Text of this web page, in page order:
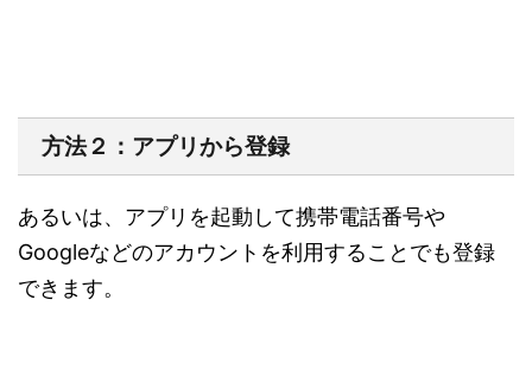
方法２：アプリから登録
あるいは、アプリを起動して携帯電話番号や
Googleなどのアカウントを利用することでも登録
できます。